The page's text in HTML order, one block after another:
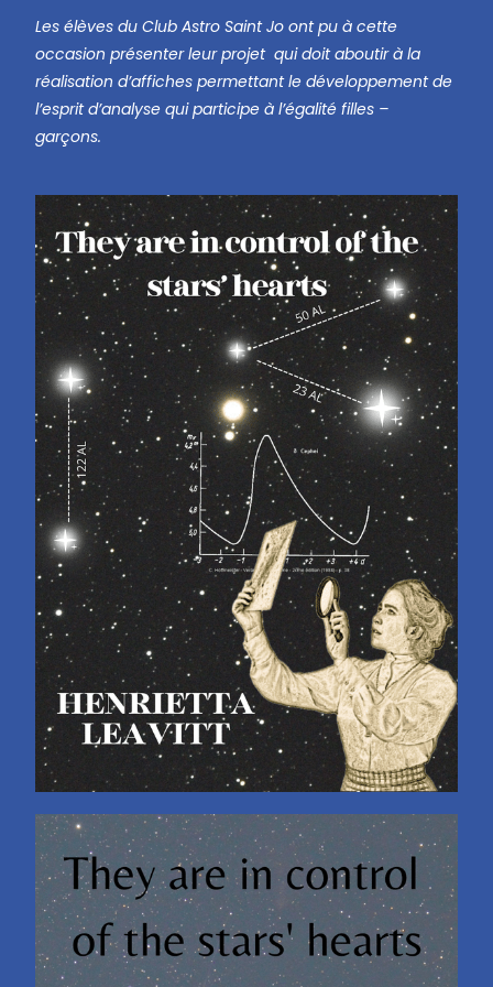
Les élèves du Club Astro Saint Jo ont pu à cette
occasion présenter leur projet qui doit aboutir à la
réalisation d’affiches permettant le développement de
l’esprit d’analyse qui participe à l’égalité filles –
garçons.